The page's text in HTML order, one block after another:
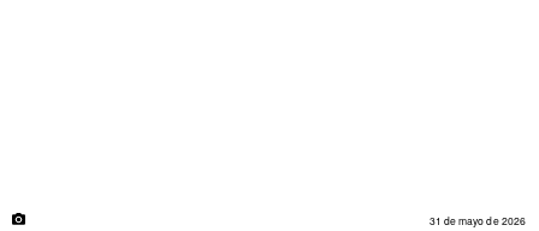
31 de mayo de 2026